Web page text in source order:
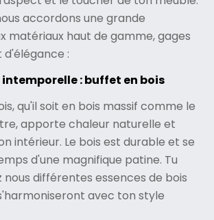
accordons une grande
matériaux haut de gamme, gages
:
intemporelle : buffet en bois
qu'il soit en bois massif comme le
apporte chaleur naturelle et
intérieur. Le bois est durable et se
d'une magnifique patine. Tu
différentes essences de bois
avec ton style